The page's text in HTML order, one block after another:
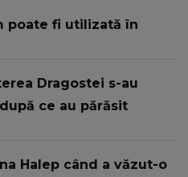
poate fi utilizată în
Dragostei s-au
ce au părăsit
Halep când a văzut-o